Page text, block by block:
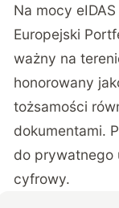
Na mocy
Europejski
ważny na
honorowany
tożsamości
dokumentami.
do prywatnego
cyfrowy.